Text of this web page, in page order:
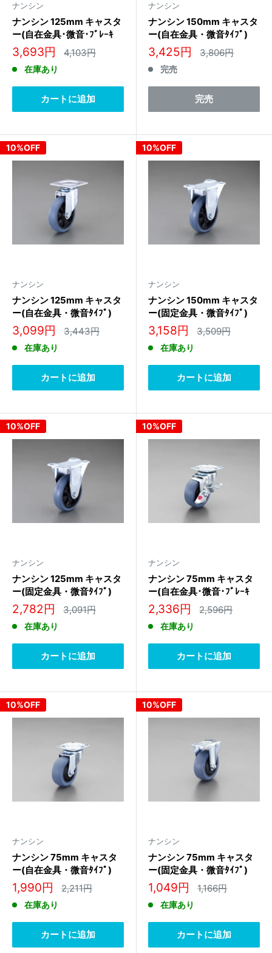
ナンシン
ナンシン 125mm キャスタ
ー(自在金具･微音･ﾌﾞﾚｰｷ
付) STLS-125NRB S-2
販
売
価
格
3,693円 通
常
4,103円
在庫あり
カートに追加
ナンシン
ナンシン 150mm キャスタ
ー(自在金具・微音ﾀｲﾌﾟ)
STLS-150NRB
販
売
価
格
3,425円 通
常
3,806円
完売
完売
10%OFF
ナンシン
ナンシン 125mm キャスタ
ー(自在金具・微音ﾀｲﾌﾟ)
STLS-125NRB
販
売
価
格
3,099円 通
常
3,443円
在庫あり
カートに追加
10%OFF
ナンシン
ナンシン 150mm キャスタ
ー(固定金具・微音ﾀｲﾌﾟ)
SKC-150NRB
販
売
価
格
3,158円 通
常
3,509円
在庫あり
カートに追加
10%OFF
ナンシン
ナンシン 125mm キャスタ
ー(固定金具・微音ﾀｲﾌﾟ)
SKC-125NRB
販
売
価
格
2,782円 通
常
3,091円
在庫あり
カートに追加
10%OFF
ナンシン
ナンシン 75mm キャスタ
ー(自在金具･微音･ﾌﾞﾚｰｷ
付) STS-75NRC S-2
販
売
価
格
2,336円 通
常
2,596円
在庫あり
カートに追加
10%OFF
ナンシン
ナンシン 75mm キャスタ
ー(自在金具・微音ﾀｲﾌﾟ)
STS-75NRC
販
売
価
格
1,990円 通
常
2,211円
在庫あり
カートに追加
10%OFF
ナンシン
ナンシン 75mm キャスタ
ー(固定金具・微音ﾀｲﾌﾟ)
SKC-75NRC
販
売
価
格
1,049円 通
常
1,166円
在庫あり
カートに追加